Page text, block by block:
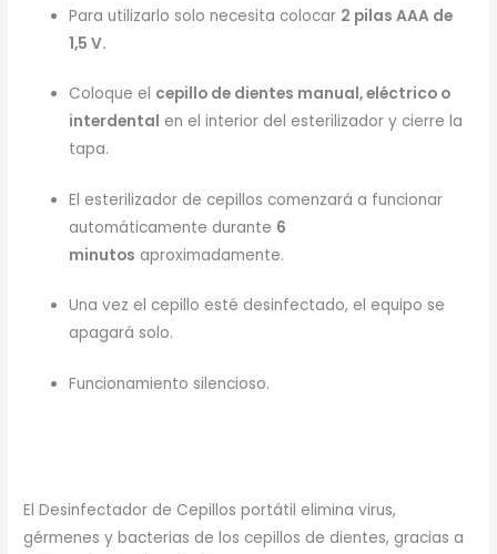
Para utilizarlo solo necesita colocar 2 pilas AAA de
1,5 V.
Coloque el cepillo de dientes manual, eléctrico o
interdental en el interior del esterilizador y cierre la
tapa.
El esterilizador de cepillos comenzará a funcionar
automáticamente durante 6
minutos aproximadamente.
Una vez el cepillo esté desinfectado, el equipo se
apagará solo.
Funcionamiento silencioso.
El Desinfectador de Cepillos portátil elimina virus,
gérmenes y bacterias de los cepillos de dientes, gracias a